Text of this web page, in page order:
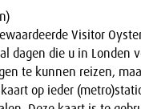
Visitor
dagen die u in Londen
te kunnen reizen,
op ieder